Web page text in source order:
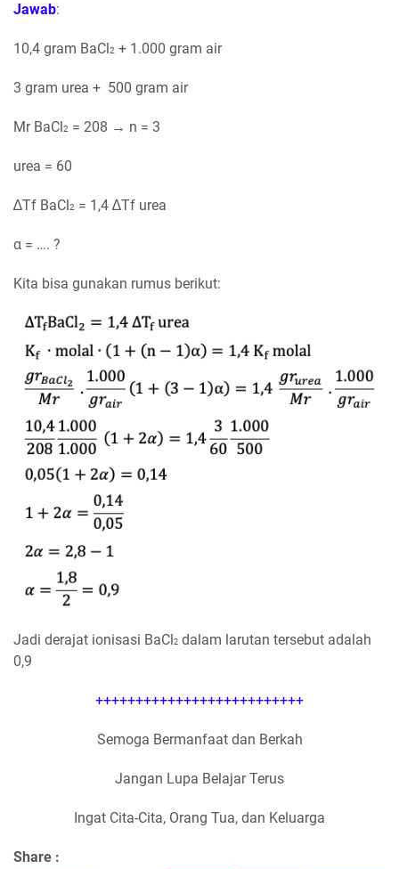
Jawab:
10,4 gram BaCl2 + 1.000 gram air
3 gram urea + 500 gram air
Mr BaCl2 = 208 → n = 3
urea = 60
∆Tf BaCl2 = 1,4 ∆Tf urea
α = …. ?
Kita bisa gunakan rumus berikut:
Jadi derajat ionisasi BaCl2 dalam larutan tersebut adalah
0,9
++++++++++++++++++++++++++
Semoga Bermanfaat dan Berkah
Jangan Lupa Belajar Terus
Ingat Cita-Cita, Orang Tua, dan Keluarga
Share :